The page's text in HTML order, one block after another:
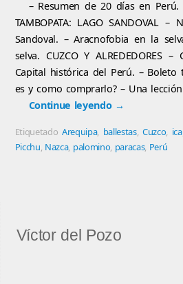
– Resumen de 20 días en Perú.
TAMBOPATA: LAGO SANDOVAL
Sandoval. – Aracnofobia en la
selva. CUZCO Y ALREDEDORES
Capital histórica del Perú. – Boleto
es y como comprarlo? – Una
Continue leyendo →
Etiquetado Arequipa, ballestas,Cuzco, ica,
Picchu Nazca, palomino, paracas, Perú
Víctor del Pozo